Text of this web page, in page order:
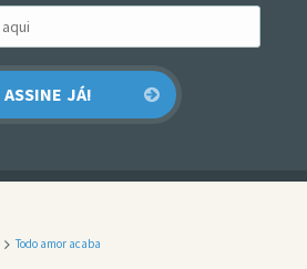
Todo amor acaba